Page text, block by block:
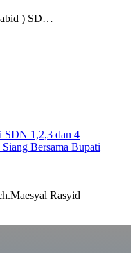
) SD…
SDN 1,2,3 dan 4
Bersama Bupati
Rasyid